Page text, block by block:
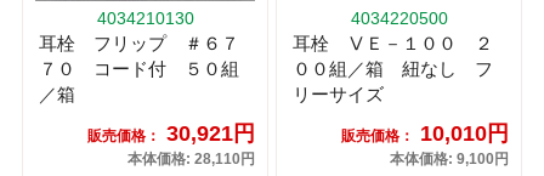
4034210130
耳栓 フリップ ＃６７
７０ コード付 ５０組
／箱
販売価格： 30,921円
本体価格: 28,110円
4034220500
耳栓 ⅤＥ－１００ ２
００組／箱 紐なし フ
リーサイズ
販売価格： 10,010円
本体価格: 9,100円